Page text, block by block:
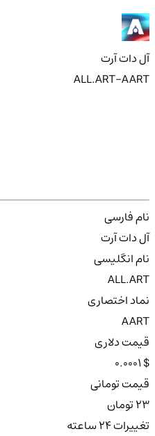
آل دات آرت
ALL.ART-AART
نام فارسی
آل دات آرت
نام انگلیسی
ALL.ART
نماد اختصاری
AART
قیمت دلاری
0.0001 $
قیمت تومانی
23 تومان
تغییرات ۲۴ ساعته